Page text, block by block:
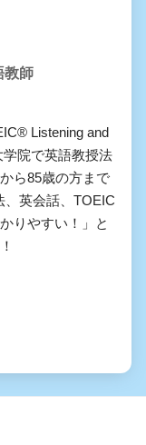
教師
Listening and
学院で英語教授法
ら85歳の方まで
、英会話、TOEIC
りやすい！」と